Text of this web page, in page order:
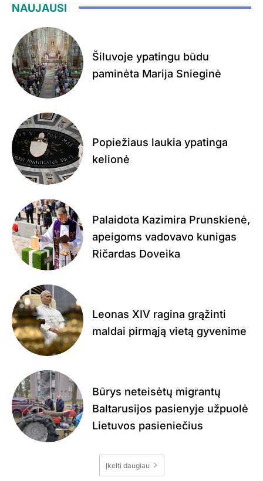
NAUJAUSI
Šiluvoje ypatingu būdu
paminėta Marija Snieginė
Popiežiaus laukia ypatinga
kelionė
Palaidota Kazimira Prunskienė,
apeigoms vadovavo kunigas
Ričardas Doveika
Leonas XIV ragina grąžinti
maldai pirmąją vietą gyvenime
Būrys neteisėtų migrantų
Baltarusijos pasienyje užpuolė
Lietuvos pasieniečius
Įkelti daugiau